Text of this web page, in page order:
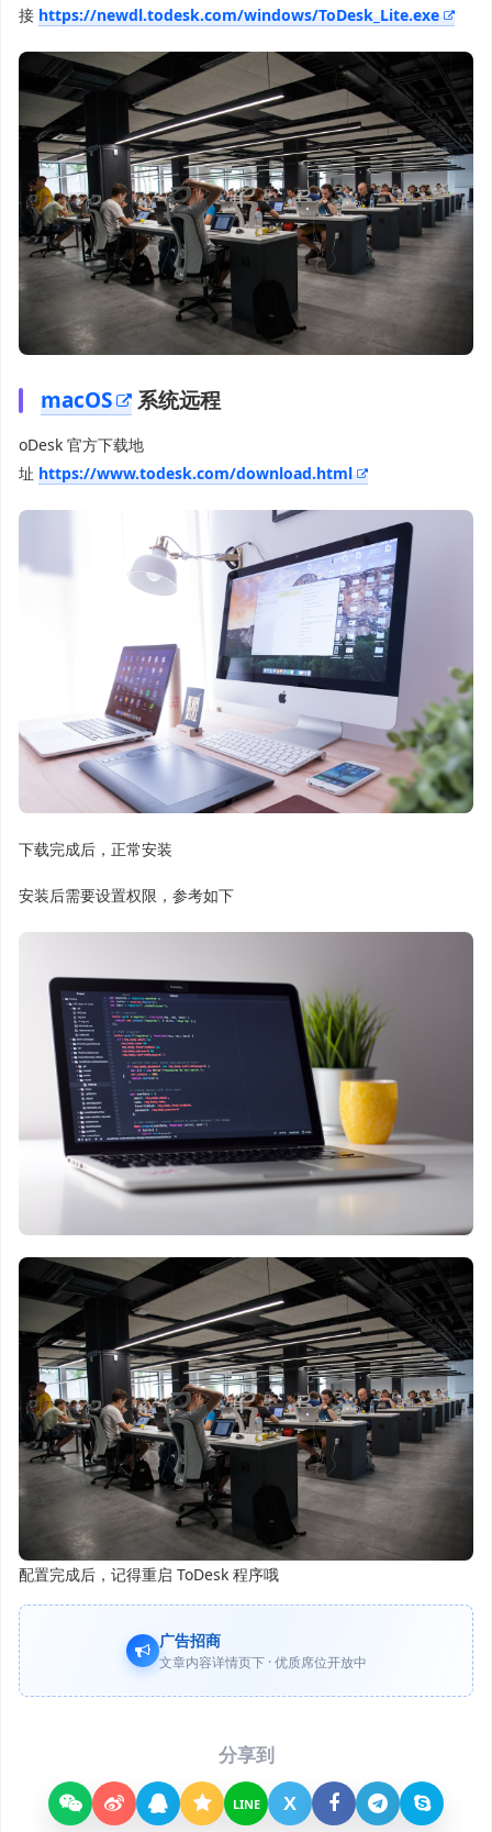
接 https://newdl.todesk.com/windows/ToDesk_Lite.exe
macOS 系统远程
oDesk 官方下载地
址 https://www.todesk.com/download.html
下载完成后，正常安装
安装后需要设置权限，参考如下
配置完成后，记得重启 ToDesk 程序哦
广告招商
文章内容详情页下 · 优质席位开放中
分享到
LINE X